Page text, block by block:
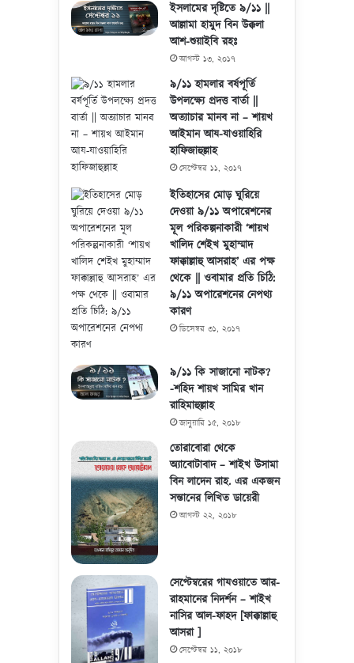
ইসলামের দৃষ্টিতে ৯/১১ ||
আল্লামা হামুদ বিন উক্কলা
আশ-শুয়াইবি রহঃ
আগস্ট ১৩, ২০১৭
৯/১১ হামলার বর্ষপূর্তি
উপলক্ষ্যে প্রদত্ত বার্তা ||
অত্যাচার মানব না – শায়খ
আইমান আয-যাওয়াহিরি
হাফিজাহুল্লাহ
সেপ্টেম্বর ১১, ২০১৭
ইতিহাসের মোড় ঘুরিয়ে
দেওয়া ৯/১১ অপারেশনের
মূল পরিকল্পনাকারী ‘শায়খ
খালিদ শেইখ মুহাম্মাদ
ফাক্কাল্লাহু আসরাহ’ এর পক্ষ
থেকে || ওবামার প্রতি চিঠি:
৯/১১ অপারেশনের নেপথ্য
কারণ
ডিসেম্বর ৩১, ২০১৭
৯/১১ কি সাজানো নাটক?
-শহিদ শায়খ সামির খান
রাহিমাহুল্লাহ
জানুয়ারি ১৫, ২০১৮
তোরাবোরা থেকে
অ্যাবোটাবাদ – শাইখ উসামা
বিন লাদেন রাহ. এর একজন
সন্তানের লিখিত ডায়েরী
আগস্ট ২২, ২০১৮
সেপ্টেম্বরের গাযওয়াতে আর-
রাহমানের নিদর্শন – শাইখ
নাসির আল-ফাহদ [ফাক্কাল্লাহু
আসরা ]
সেপ্টেম্বর ১১, ২০১৮